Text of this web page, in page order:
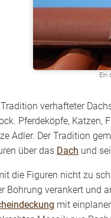
Ein
Tradition verhafteter
Pferdeköpfe, Katzen,
Adler. Der Tradition
über das Dach und
die Figuren nicht zu
Bohrung verankert und
mit